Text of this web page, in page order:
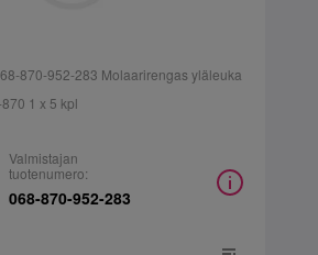
870-952-283 Molaarirengas yläleuka
1 x 5 kpl
Valmistajan
tuotenumero:
068-870-952-283